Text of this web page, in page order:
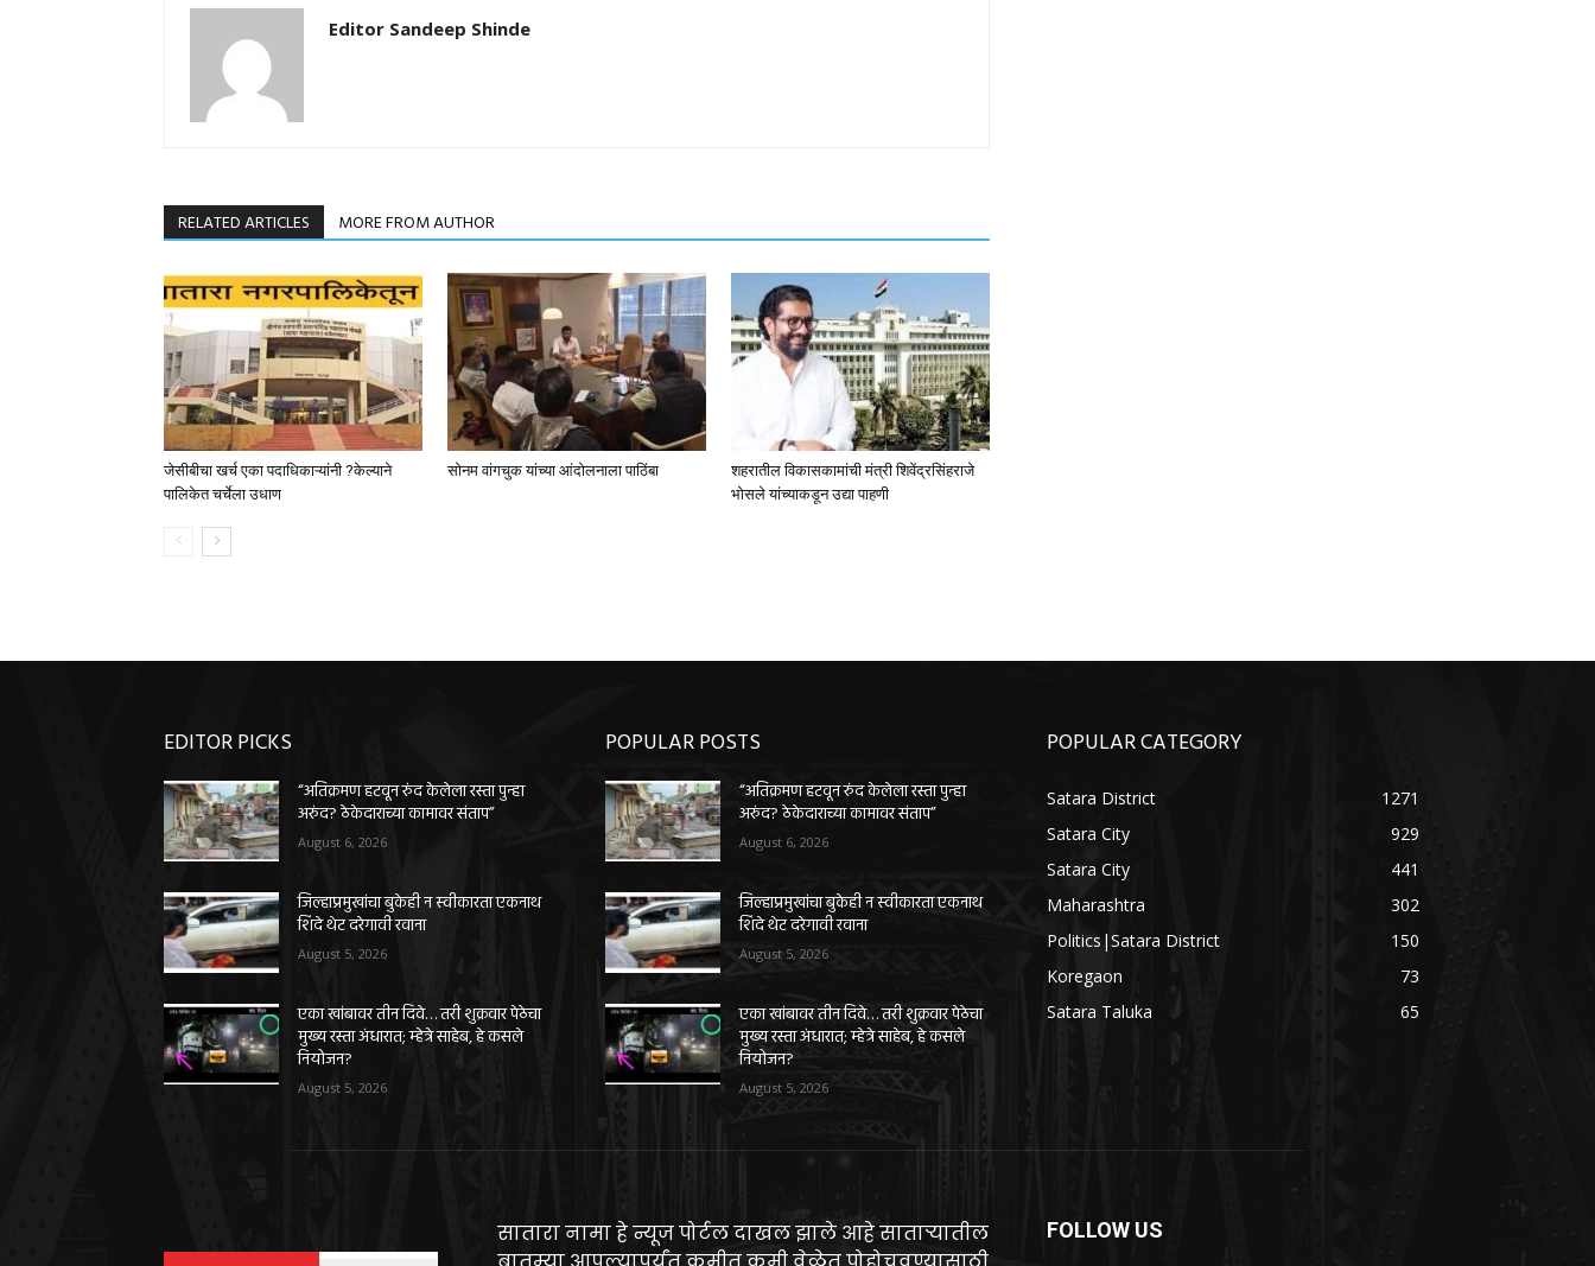
Editor Sandeep Shinde
RELATED ARTICLES MORE FROM AUTHOR
जेसीबीचा खर्च एका पदाधिकाऱ्यांनी ?केल्याने
पालिकेत चर्चेला उधाण
सोनम वांगचुक यांच्या आंदोलनाला पाठिंबा
शहरातील विकासकामांची मंत्री शिवेंद्रसिंहराजे
भोसले यांच्याकडून उद्या पाहणी
EDITOR PICKS
“अतिक्रमण हटवून रुंद केलेला रस्ता पुन्हा
अरुंद? ठेकेदाराच्या कामावर संताप”
August 6, 2026
जिल्हाप्रमुखांचा बुकेही न स्वीकारता एकनाथ
शिंदे थेट दरेगावी रवाना
August 5, 2026
एका खांबावर तीन दिवे… तरी शुक्रवार पेठेचा
मुख्य रस्ता अंधारात; म्हेत्रे साहेब, हे कसले
नियोजन?
August 5, 2026
POPULAR POSTS
“अतिक्रमण हटवून रुंद केलेला रस्ता पुन्हा
अरुंद? ठेकेदाराच्या कामावर संताप”
August 6, 2026
जिल्हाप्रमुखांचा बुकेही न स्वीकारता एकनाथ
शिंदे थेट दरेगावी रवाना
August 5, 2026
एका खांबावर तीन दिवे… तरी शुक्रवार पेठेचा
मुख्य रस्ता अंधारात; म्हेत्रे साहेब, हे कसले
नियोजन?
August 5, 2026
POPULAR CATEGORY
Satara District
1271
Satara City
929
Satara City
441
Maharashtra
302
Politics|Satara District
150
Koregaon
73
Satara Taluka
65
सातारा नामा हे न्यूज पोर्टल दाखल झाले आहे साताऱ्यातील
FOLLOW US